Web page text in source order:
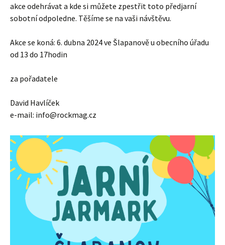
akce odehrávat a kde si můžete zpestřit toto předjarní
sobotní odpoledne. Těšíme se na vaši návštěvu.
Akce se koná: 6. dubna 2024 ve Šlapanově u obecního úřadu
od 13 do 17hodin
za pořadatele
David Havlíček
e-mail: info@rockmag.cz